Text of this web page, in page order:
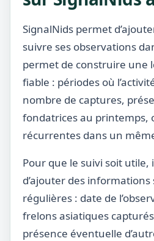
SignalNids permet
suivre ses observations
permet de construire une
fiable : périodes où
nombre de captures,
fondatrices au printemps,
récurrentes dans un
Pour que le suivi soit utile,
d’ajouter des informations
régulières : date de
frelons asiatiques
présence éventuelle